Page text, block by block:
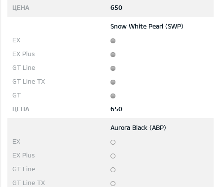
650
Snow White Pearl (SWP)
650
Aurora Black (ABP)